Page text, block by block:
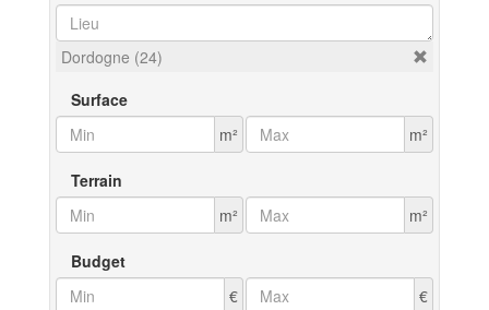
Dordogne (24)
Surface
m²
m²
Terrain
m²
m²
Budget
€
€